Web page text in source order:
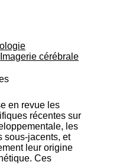
Imagerie cérébrale
en revue les
récentes sur
les
sous-jacents, et
leur origine
Ces